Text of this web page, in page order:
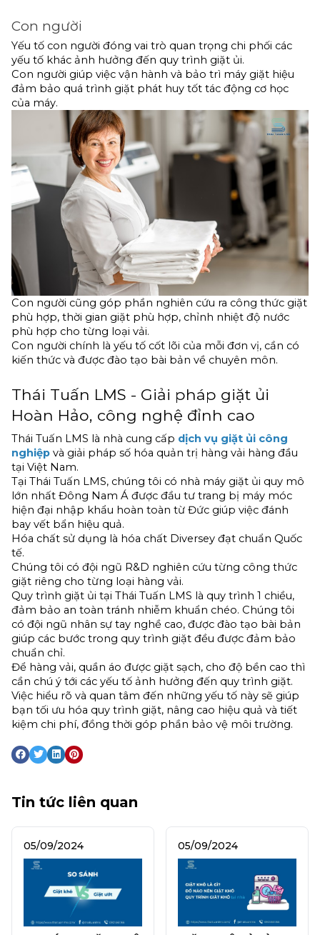
Con người
Yếu tố con người đóng vai trò quan trọng chi phối các
yếu tố khác ảnh hưởng đến quy trình giặt ủi.
Con người giúp việc vận hành và bảo trì máy giặt hiệu
đảm bảo quá trình giặt phát huy tốt tác động cơ học
của máy.
Con người cũng góp phần nghiên cứu ra công thức giặt
phù hợp, thời gian giặt phù hợp, chỉnh nhiệt độ nước
phù hợp cho từng loại vải.
Con người chính là yếu tố cốt lõi của mỗi đơn vị, cần có
kiến thức và được đào tạo bài bản về chuyên môn.
Thái Tuấn LMS - Giải pháp giặt ủi
Hoàn Hảo, công nghệ đỉnh cao
Thái Tuấn LMS là nhà cung cấp dịch vụ giặt ủi công
nghiệp và giải pháp số hóa quản trị hàng vải hàng đầu
tại Việt Nam.
Tại Thái Tuấn LMS, chúng tôi có nhà máy giặt ủi quy mô
lớn nhất Đông Nam Á được đầu tư trang bị máy móc
hiện đại nhập khẩu hoàn toàn từ Đức giúp việc đánh
bay vết bẩn hiệu quả.
Hóa chất sử dụng là hóa chất Diversey đạt chuẩn Quốc
tế.
Chúng tôi có đội ngũ R&D nghiên cứu từng công thức
giặt riêng cho từng loại hàng vải.
Quy trình giặt ủi tại Thái Tuấn LMS là quy trình 1 chiều,
đảm bảo an toàn tránh nhiễm khuẩn chéo. Chúng tôi
có đội ngũ nhân sự tay nghề cao, được đào tạo bài bản
giúp các bước trong quy trình giặt đều được đảm bảo
chuẩn chỉ.
Để hàng vải, quần áo được giặt sạch, cho độ bền cao thì
cần chú ý tới các yếu tố ảnh hưởng đến quy trình giặt.
Việc hiểu rõ và quan tâm đến những yếu tố này sẽ giúp
bạn tối ưu hóa quy trình giặt, nâng cao hiệu quả và tiết
kiệm chi phí, đồng thời góp phần bảo vệ môi trường.
Tin tức liên quan
05/09/2024 05/09/2024